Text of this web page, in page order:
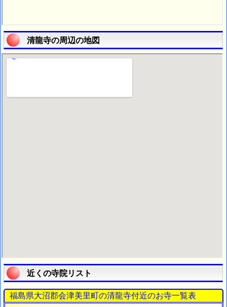
清龍寺の周辺の地図
近くの寺院リスト
福島県大沼郡会津美里町の清龍寺付近のお寺一覧表